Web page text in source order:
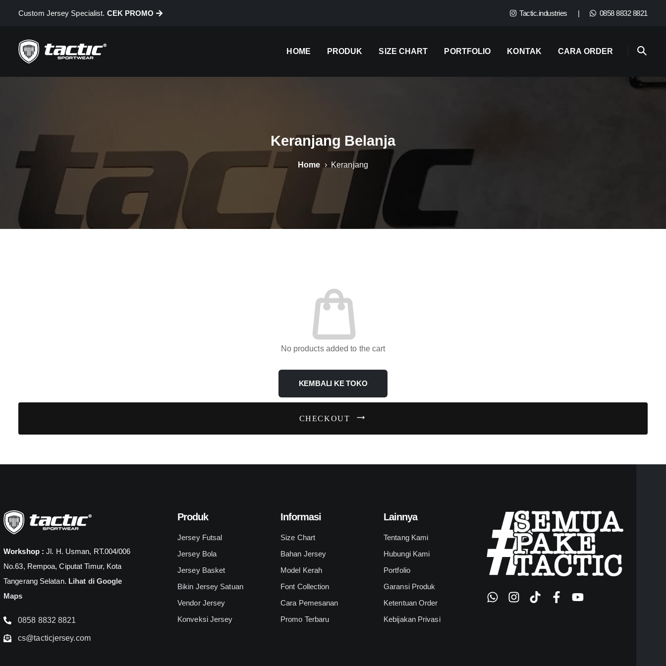
Custom Jersey Specialist. CEK PROMO Tactic.industries | 0858 8832 8821
HOME PRODUK SIZE CHART PORTFOLIO KONTAK CARA ORDER
Keranjang Belanja
Home › Keranjang
No products added to the cart
KEMBALI KE TOKO
CHECKOUT
Workshop :Jl. H. Usman, RT.004/006
No.63, Rempoa, Ciputat Timur, Kota
Tangerang Selatan. Lihat di Google
Maps
0858 8832 8821
cs@tacticjersey.com
Produk
Jersey Futsal
Jersey Bola
Jersey Basket
Bikin Jersey Satuan
Vendor Jersey
Konveksi Jersey
Informasi
Size Chart
Bahan Jersey
Model Kerah
Font Collection
Cara Pemesanan
Promo Terbaru
Lainnya
Tentang Kami
Hubungi Kami
Portfolio
Garansi Produk
Ketentuan Order
Kebijakan Privasi